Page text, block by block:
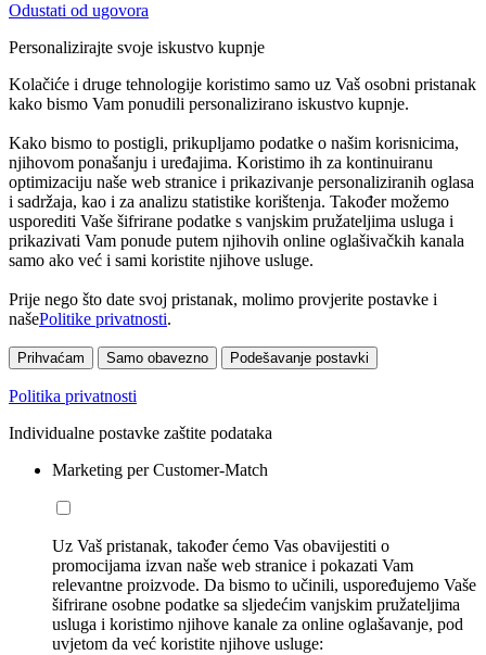
Odustati od ugovora
Personalizirajte svoje iskustvo kupnje
Kolačiće i druge tehnologije koristimo samo uz Vaš osobni pristanak
kako bismo Vam ponudili personalizirano iskustvo kupnje.
Kako bismo to postigli, prikupljamo podatke o našim korisnicima,
njihovom ponašanju i uređajima. Koristimo ih za kontinuiranu
optimizaciju naše web stranice i prikazivanje personaliziranih oglasa
i sadržaja, kao i za analizu statistike korištenja. Također možemo
usporediti Vaše šifrirane podatke s vanjskim pružateljima usluga i
prikazivati Vam ponude putem njihovih online oglašivačkih kanala
samo ako već i sami koristite njihove usluge.
Prije nego što date svoj pristanak, molimo provjerite postavke i
našePolitike privatnosti.
Prihvaćam Samo obavezno Podešavanje postavki
Politika privatnosti
Individualne postavke zaštite podataka
Marketing per Customer-Match
Uz Vaš pristanak, također ćemo Vas obavijestiti o
promocijama izvan naše web stranice i pokazati Vam
relevantne proizvode. Da bismo to učinili, uspoređujemo Vaše
šifrirane osobne podatke sa sljedećim vanjskim pružateljima
usluga i koristimo njihove kanale za online oglašavanje, pod
uvjetom da već koristite njihove usluge: